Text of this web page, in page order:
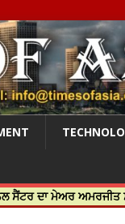
ਅਮਰਜੀਤ ਸੋਹੀ ਤੇ